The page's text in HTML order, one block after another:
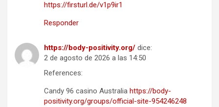
https://firsturl.de/v1p9ir1
Responder
https://body-positivity.org/ dice:
2 de agosto de 2026 a las 14:50
References:
Candy 96 casino Australia https://body-
positivity.org/groups/official-site-954246248